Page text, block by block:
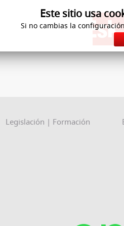
Legislación | Formación
Este sitio usa
Si no cambias la